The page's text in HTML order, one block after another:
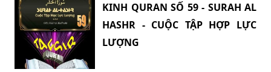
KINH QURAN SỐ 59 - SURAH AL
HASHR - CUỘC TẬP HỢP LỰC
LƯỢNG